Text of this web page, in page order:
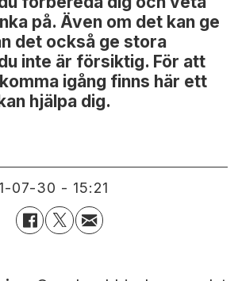
på. Även om det kan ge
det också ge stora
inte är försiktig. För att
igång finns här ett
hjälpa dig.
07-30 - 15:21